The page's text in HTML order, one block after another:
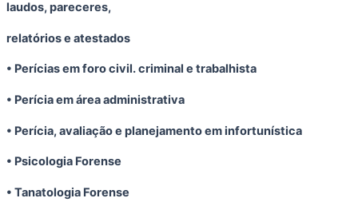
laudos, pareceres,
relatórios e atestados
• Perícias em foro civil. criminal e trabalhista
• Perícia em área administrativa
• Perícia, avaliação e planejamento em infortunística
• Psicologia Forense
• Tanatologia Forense